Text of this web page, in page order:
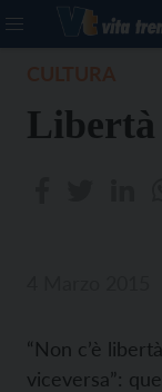
Libertà
“Non c’è
viceversa”: